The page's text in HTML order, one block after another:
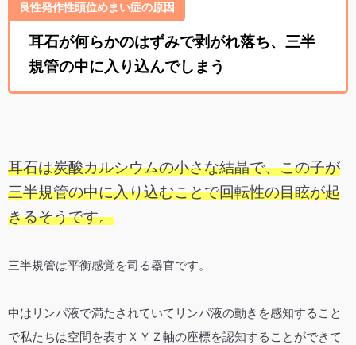
良性発作性頭位めまい症の原因
耳石が何らかのはずみで剥がれ落ち、三半
規管の中に入り込んでしまう
耳石は炭酸カルシウムの小さな結晶で、この子が
三半規管の中に入り込むことで回転性の目眩が起
きるそうです。
三半規管は平衡感覚を司る器官です。
中はリンパ液で満たされていてリンパ液の動きを感知すること
で私たちは空間を表すＸＹＺ軸の座標を認知することができて